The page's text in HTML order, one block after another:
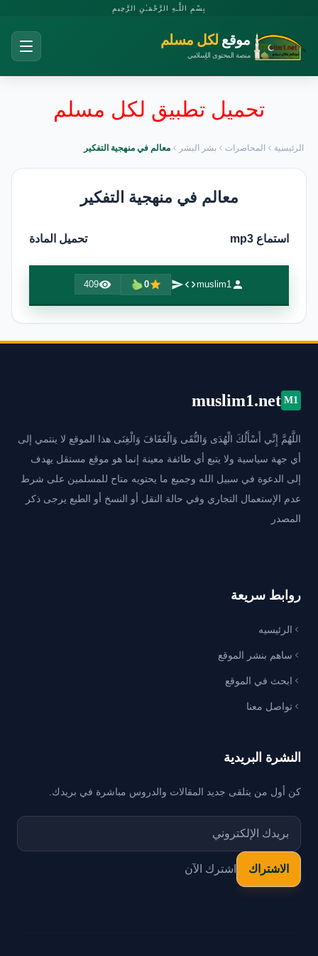
بِسْمِ اللَّـهِ الرَّحْمَـٰنِ الرَّحِيمِ
موقع لكل مسلم
منصة المحتوى الإسلامي
تحميل تطبيق لكل مسلم
الرئيسية المحاضرات بشر البشر معالم في منهجية التفكير
معالم في منهجية التفكير
استماع mp3 تحميل المادة
muslim1
0
409
M1
muslim1.net
اللَّهُمَّ إِنِّي أَسْأَلُكَ الْهُدَى وَالتُّقَى وَالْعَفَافَ وَالْغِنَى هذا الموقع لا ينتمي إلى
أي جهة سياسية ولا يتبع أي طائفة معينة إنما هو موقع مستقل يهدف
إلى الدعوة في سبيل الله وجميع ما يحتويه متاح للمسلمين على شرط
عدم الإستعمال التجاري وفي حالة النقل أو النسخ أو الطبع يرجى ذكر
المصدر
روابط سريعة
الرئيسيه
ساهم بنشر الموقع
ابحث في الموقع
تواصل معنا
النشرة البريدية
كن أول من يتلقى جديد المقالات والدروس مباشرة في بريدك.
اشترك الآن